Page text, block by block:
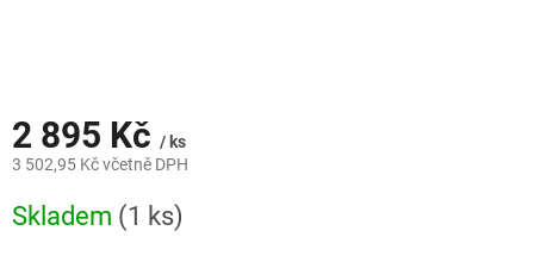
2 895 Kč / ks
3 502,95 Kč včetně DPH
cena:
Skladem (1 ks)